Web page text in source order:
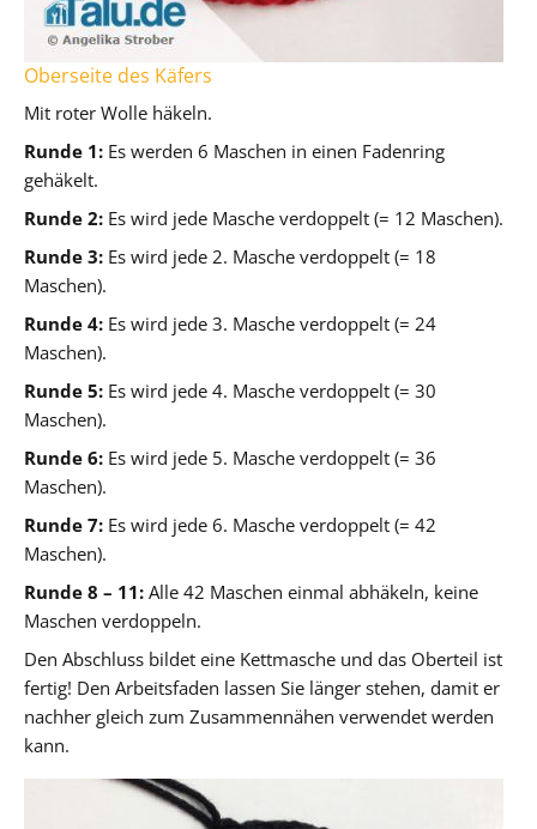
Oberseite des Käfers
Mit roter Wolle häkeln.
Runde 1: Es werden 6 Maschen in einen Fadenring
gehäkelt.
Runde 2: Es wird jede Masche verdoppelt (= 12 Maschen).
Runde 3: Es wird jede 2. Masche verdoppelt (= 18
Maschen).
Runde 4: Es wird jede 3. Masche verdoppelt (= 24
Maschen).
Runde 5: Es wird jede 4. Masche verdoppelt (= 30
Maschen).
Runde 6: Es wird jede 5. Masche verdoppelt (= 36
Maschen).
Runde 7: Es wird jede 6. Masche verdoppelt (= 42
Maschen).
Runde 8 – 11: Alle 42 Maschen einmal abhäkeln, keine
Maschen verdoppeln.
Den Abschluss bildet eine Kettmasche und das Oberteil ist
fertig! Den Arbeitsfaden lassen Sie länger stehen, damit er
nachher gleich zum Zusammennähen verwendet werden
kann.